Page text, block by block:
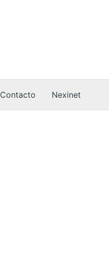
Contacto Nexinet